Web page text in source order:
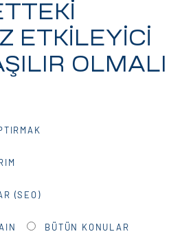
ETKİLEYİCİ
OLMALI
(SEO)
BÜTÜN KONULAR